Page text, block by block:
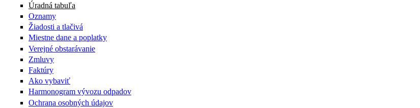
Úradná tabuľa
Oznamy
Žiadosti a tlačivá
Miestne dane a poplatky
Verejné obstarávanie
Zmluvy
Faktúry
Ako vybaviť
Harmonogram vývozu odpadov
Ochrana osobných údajov